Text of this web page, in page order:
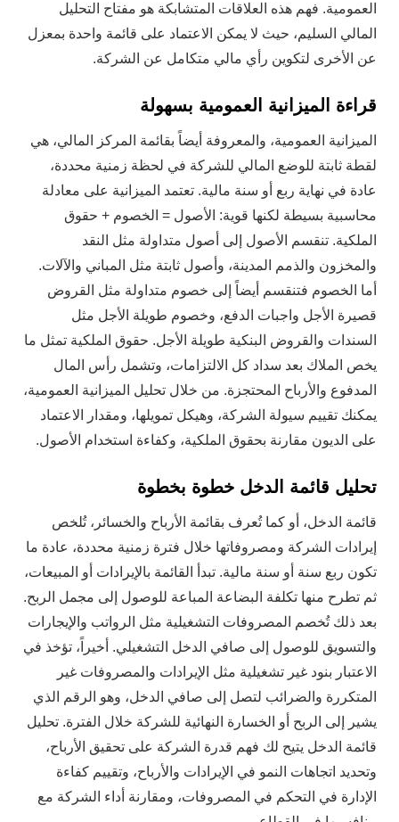
العمومية. فهم هذه العلاقات المتشابكة هو مفتاح التحليل
المالي السليم، حيث لا يمكن الاعتماد على قائمة واحدة بمعزل
عن الأخرى لتكوين رأي مالي متكامل عن الشركة.
قراءة الميزانية العمومية بسهولة
الميزانية العمومية، والمعروفة أيضاً بقائمة المركز المالي، هي
لقطة ثابتة للوضع المالي للشركة في لحظة زمنية محددة،
عادة في نهاية ربع أو سنة مالية. تعتمد الميزانية على معادلة
محاسبية بسيطة لكنها قوية: الأصول = الخصوم + حقوق
الملكية. تنقسم الأصول إلى أصول متداولة مثل النقد
والمخزون والذمم المدينة، وأصول ثابتة مثل المباني والآلات.
أما الخصوم فتنقسم أيضاً إلى خصوم متداولة مثل القروض
قصيرة الأجل واجبات الدفع، وخصوم طويلة الأجل مثل
السندات والقروض البنكية طويلة الأجل. حقوق الملكية تمثل ما
يخص الملاك بعد سداد كل الالتزامات، وتشمل رأس المال
المدفوع والأرباح المحتجزة. من خلال تحليل الميزانية العمومية،
يمكنك تقييم سيولة الشركة، وهيكل تمويلها، ومقدار الاعتماد
على الديون مقارنة بحقوق الملكية، وكفاءة استخدام الأصول.
تحليل قائمة الدخل خطوة بخطوة
قائمة الدخل، أو كما تُعرف بقائمة الأرباح والخسائر، تُلخص
إيرادات الشركة ومصروفاتها خلال فترة زمنية محددة، عادة ما
تكون ربع سنة أو سنة مالية. تبدأ القائمة بالإيرادات أو المبيعات،
ثم تطرح منها تكلفة البضاعة المباعة للوصول إلى مجمل الربح.
بعد ذلك تُخصم المصروفات التشغيلية مثل الرواتب والإيجارات
والتسويق للوصول إلى صافي الدخل التشغيلي. أخيراً، تؤخذ في
الاعتبار بنود غير تشغيلية مثل الإيرادات والمصروفات غير
المتكررة والضرائب لتصل إلى صافي الدخل، وهو الرقم الذي
يشير إلى الربح أو الخسارة النهائية للشركة خلال الفترة. تحليل
قائمة الدخل يتيح لك فهم قدرة الشركة على تحقيق الأرباح،
وتحديد اتجاهات النمو في الإيرادات والأرباح، وتقييم كفاءة
الإدارة في التحكم في المصروفات، ومقارنة أداء الشركة مع